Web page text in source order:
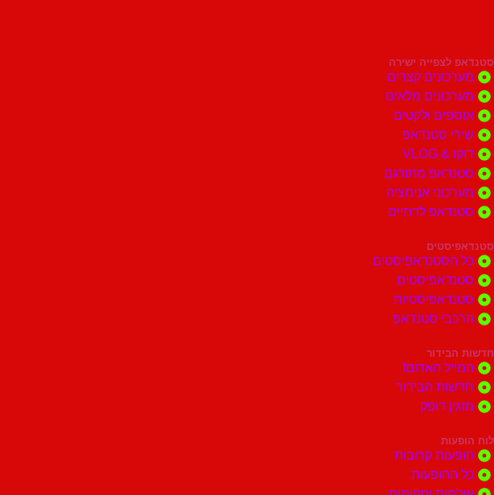
סטנדאפ לצפייה ישירה
מערכונים קצרים
מערכונים מלאים
אוספים ולקטים
שירי סטנדאפ
דוקו & VLOG
סטנדאפ מתורגם
מערכוני אנימציה
סטנדאפ לדתיים
סטנדאפיסטים
כל הסטנדאפיסטים
סטנדאפיסטים
סטנדאפיסטיות
הרכבי סטנדאפ
חדשות הבידור
המייל האדום!
חדשות הבידור
מזגין דופק
לוח הופעות
הופעות קרובות
כל ההופעות